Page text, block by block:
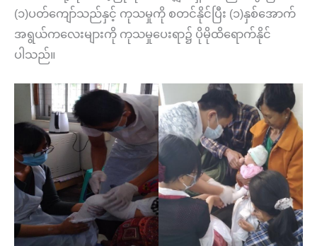
(၁)ပတ်ကျော်သည်နှင့် ကုသမှုကို စတင်နိုင်ပြီး (၁)နှစ်အောက်
အရွယ်ကလေးများကို ကုသမှုပေးရာ၌ ပိုမိုထိရောက်နိုင်
ပါသည်။